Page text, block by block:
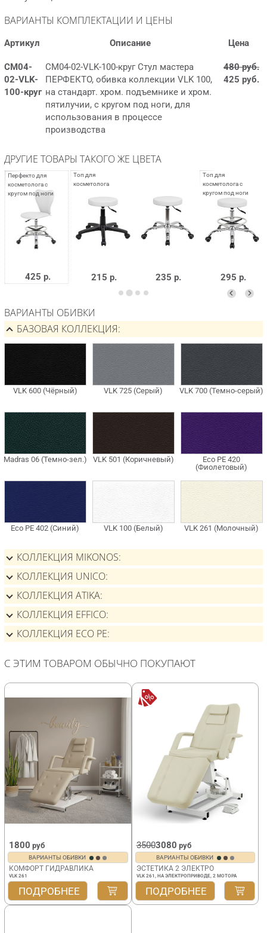
ВАРИАНТЫ КОМПЛЕКТАЦИИ И ЦЕНЫ
Артикул Описание Цена
СМ04-
02-VLK-
100-круг
СМ04-02-VLK-100-круг Стул мастера
ПЕРФЕКТО, обивка коллекции VLK 100,
на стандарт. хром. подъемнике и хром.
пятилучии, с кругом под ноги, для
использования в процессе
производства
480 руб.
425 руб.
ДРУГИЕ ТОВАРЫ ТАКОГО ЖЕ ЦВЕТА
425 р. 215 р. 235 р. 295 р.
ВАРИАНТЫ ОБИВКИ
БАЗОВАЯ КОЛЛЕКЦИЯ
КОЛЛЕКЦИЯ MIKONOS
КОЛЛЕКЦИЯ UNICO
КОЛЛЕКЦИЯ ATIKA
КОЛЛЕКЦИЯ EFFICO
КОЛЛЕКЦИЯ ECO PE
С ЭТИМ ТОВАРОМ ОБЫЧНО ПОКУПАЮТ
1800 руб
ВАРИАНТЫ ОБИВКИ
КОМФОРТ ГИДРАВЛИКА
VLK 261
ПОДРОБНЕЕ
35003080 руб
ВАРИАНТЫ ОБИВКИ
ЭСТЕТИКА 2 ЭЛЕКТРО
VLK 261, НА ЭЛЕКТРОПРИВОДЕ, 2 МОТОРА
ПОДРОБНЕЕ